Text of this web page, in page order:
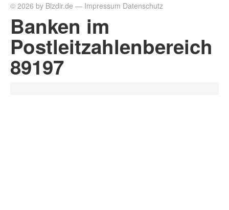
© 2026 by Blzdir.de — Impressum Datenschutz
Banken im
Postleitzahlenbereich
89197